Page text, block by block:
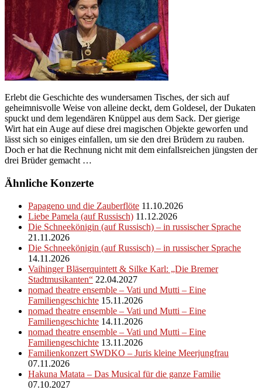
Erlebt die Geschichte des wundersamen Tisches, der sich auf
geheimnisvolle Weise von alleine deckt, dem Goldesel, der Dukaten
spuckt und dem legendären Knüppel aus dem Sack. Der gierige
Wirt hat ein Auge auf diese drei magischen Objekte geworfen und
lässt sich so einiges einfallen, um sie den drei Brüdern zu rauben.
Doch er hat die Rechnung nicht mit dem einfallsreichen jüngsten der
drei Brüder gemacht …
Ähnliche Konzerte
Papageno und die Zauberflöte 11.10.2026
Liebe Pamela (auf Russisch) 11.12.2026
Die Schneekönigin (auf Russisch) – in russischer Sprache
21.11.2026
Die Schneekönigin (auf Russisch) – in russischer Sprache
14.11.2026
Vaihinger Bläserquintett & Silke Karl: „Die Bremer
Stadtmusikanten“ 22.04.2027
nomad theatre ensemble – Vati und Mutti – Eine
Familiengeschichte 15.11.2026
nomad theatre ensemble – Vati und Mutti – Eine
Familiengeschichte 14.11.2026
nomad theatre ensemble – Vati und Mutti – Eine
Familiengeschichte 13.11.2026
Familienkonzert SWDKO – Juris kleine Meerjungfrau
07.11.2026
Hakuna Matata – Das Musical für die ganze Familie
07.10.2027